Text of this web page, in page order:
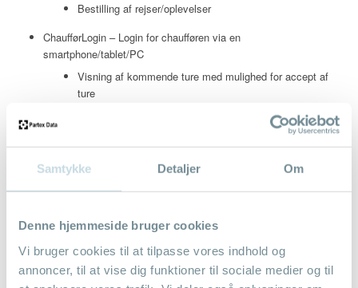
Samtykke Detaljer Om
Denne hjemmeside bruger cookies
Vi bruger cookies til at tilpasse vores indhold og
annoncer, til at vise dig funktioner til sociale medier og til
Bestilling af rejser/oplevelser
ChaufførLogin – Login for chaufføren via en
smartphone/tablet/PC
Visning af kommende ture med mulighed for accept af
ture
Online kørsel af dagens kørsel inkl. opdatering af
Sende beskeder til kontoret
Ansøgning af ferie/fri
Industrirenovation – oprettelse af nye tømningsordre